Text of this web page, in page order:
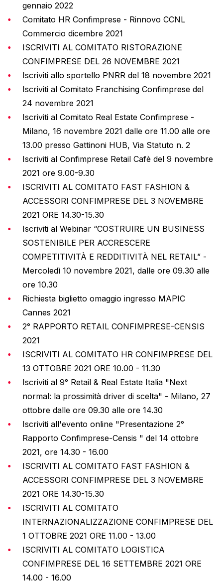
gennaio 2022
Comitato HR Confimprese - Rinnovo CCNL
Commercio dicembre 2021
ISCRIVITI AL COMITATO RISTORAZIONE
CONFIMPRESE DEL 26 NOVEMBRE 2021
Iscriviti allo sportello PNRR del 18 novembre 2021
Iscriviti al Comitato Franchising Confimprese del
24 novembre 2021
Iscriviti al Comitato Real Estate Confimprese -
Milano, 16 novembre 2021 dalle ore 11.00 alle ore
13.00 presso Gattinoni HUB, Via Statuto n. 2
Iscriviti al Confimprese Retail Cafè del 9 novembre
2021 ore 9.00-9.30
ISCRIVITI AL COMITATO FAST FASHION &
ACCESSORI CONFIMPRESE DEL 3 NOVEMBRE
2021 ORE 14.30-15.30
Iscriviti al Webinar “COSTRUIRE UN BUSINESS
SOSTENIBILE PER ACCRESCERE
COMPETITIVITÀ E REDDITIVITÀ NEL RETAIL” -
Mercoledì 10 novembre 2021, dalle ore 09.30 alle
ore 10.30
Richiesta biglietto omaggio ingresso MAPIC
Cannes 2021
2° RAPPORTO RETAIL CONFIMPRESE-CENSIS
2021
ISCRIVITI AL COMITATO HR CONFIMPRESE DEL
13 OTTOBRE 2021 ORE 10.00 - 11.30
Iscriviti al 9° Retail & Real Estate Italia "Next
normal: la prossimità driver di scelta" - Milano, 27
ottobre dalle ore 09.30 alle ore 14.30
Iscriviti all'evento online "Presentazione 2°
Rapporto Confimprese-Censis " del 14 ottobre
2021, ore 14.30 - 16.00
ISCRIVITI AL COMITATO FAST FASHION &
ACCESSORI CONFIMPRESE DEL 3 NOVEMBRE
2021 ORE 14.30-15.30
ISCRIVITI AL COMITATO
INTERNAZIONALIZZAZIONE CONFIMPRESE DEL
1 OTTOBRE 2021 ORE 11.00 - 13.00
ISCRIVITI AL COMITATO LOGISTICA
CONFIMPRESE DEL 16 SETTEMBRE 2021 ORE
14.00 - 16.00